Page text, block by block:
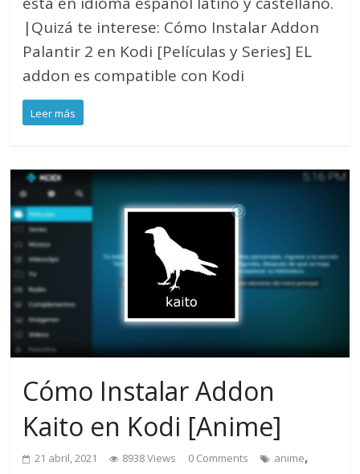
|Quizá te interese: Cómo Instalar Addon
Palantir 2 en Kodi [Películas y Series] EL
addon es compatible con Kodi
Leer más
Cómo Instalar Addon
Kaito en Kodi [Anime]
21 abril, 2021 8938 Views 0 Comments anime,